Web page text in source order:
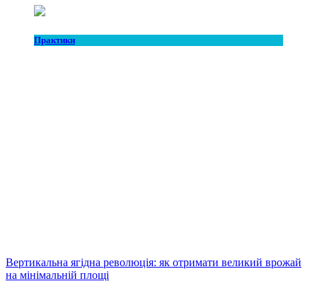
Практики
Вертикальна ягідна революція: як отримати великий врожай
на мінімальній площі